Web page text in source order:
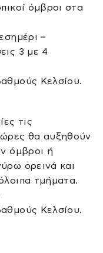
όμβροι στα
–
3 με 4
Κελσίου.
τις
ώρες θα αυξηθούν
όμβροι ή
ορεινά και
τμήματα.
Κελσίου.